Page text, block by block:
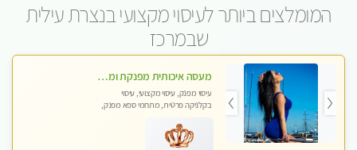
המומלצים ביותר לעיסוי מקצועי בנצרת עילית
שבמרכז
מעסה איכותית מפנקת ומקצועית מאוד-עיסוי מרגיע ושקט במקום מדהים עיסוי מושקע מאוד לכל שרירי הגוף...מומלץ!! פרטי !!
עיסוי מפנק, עיסוי מקצועי, עיסוי
בקלניקה פרטית, מתחמי ספא מפנק,